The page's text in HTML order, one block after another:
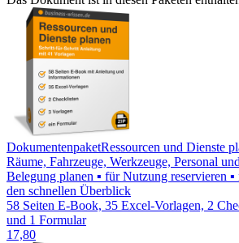
DokumentenpaketRessourcen und Dienste
Räume, Fahrzeuge, Werkzeuge, Personal
Belegung planen ▪ für Nutzung reservieren
den schnellen Überblick
58 Seiten E-Book, 35 Excel-Vorlagen, 2
und 1 Formular
17,80